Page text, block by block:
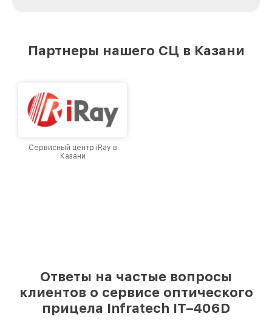
лучшим сервисным центром Infratech в
Партнеры нашего СЦ в Казани
Сервисный центр iRay в
Казани
Ответы на частые вопросы
клиентов о сервисе оптического
прицела Infratech IT–406D